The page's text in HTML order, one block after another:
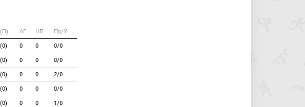
АГ НП Пр/У
0 0 0/0
0 0 0/0
0 0 2/0
0 0 0/0
0 0 1/0